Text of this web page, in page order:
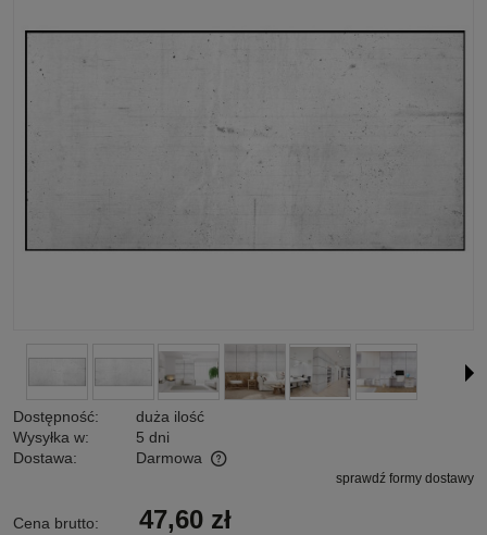
Dostępność:
duża ilość
Wysyłka w:
5 dni
Dostawa:
Darmowa
Cena nie zawiera ewentualnych kosztów płatnościsprawdź formy dostawy
Cena brutto: 47,60 zł